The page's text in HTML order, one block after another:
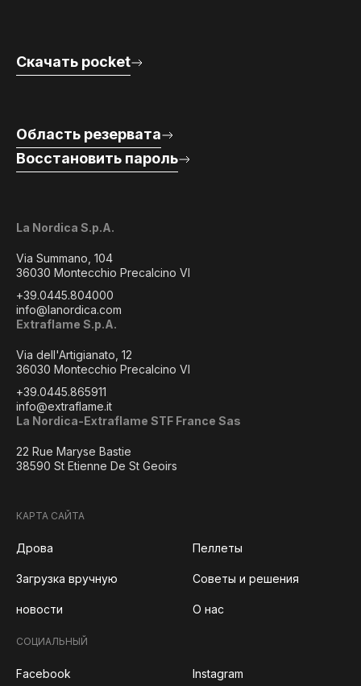
La Nordica S.p.A.
Via Summano, 104
36030 Montecchio Precalcino VI
+39.0445.804000
info@lanordica.com
Extraflame S.p.A.
Via dell'Artigianato, 12
36030 Montecchio Precalcino VI
+39.0445.865911
info@extraflame.it
La Nordica-Extraflame STF France Sas
22 Rue Maryse Bastie
38590 St Etienne De St Geoirs
Скачать pocket
Область резервата
Восстановить пароль
КАРТА САЙТА
Дрова Пеллеты
Загрузка вручную Советы и решения
новости О нас
СОЦИАЛЬНЫЙ
Facebook Instagram